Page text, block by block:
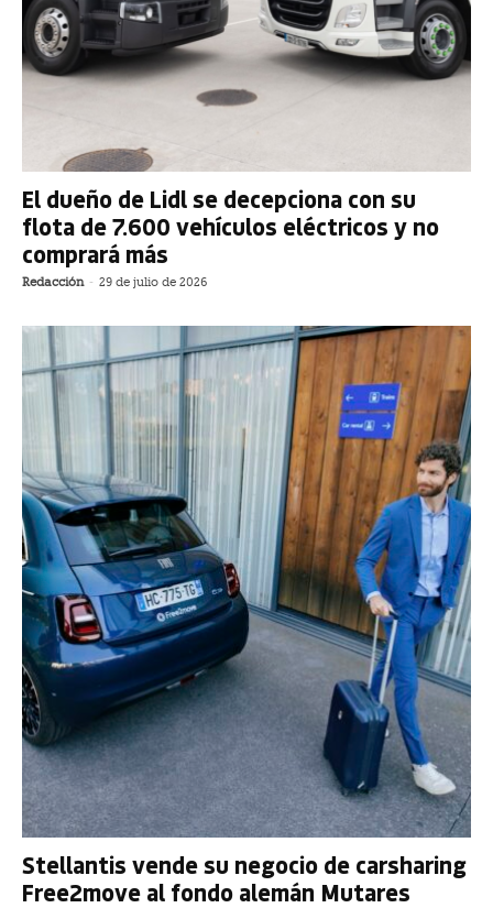
El dueño de Lidl se decepciona con su
flota de 7.600 vehículos eléctricos y no
comprará más
Redacción - 29 de julio de 2026
Stellantis vende su negocio de carsharing
Free2move al fondo alemán Mutares